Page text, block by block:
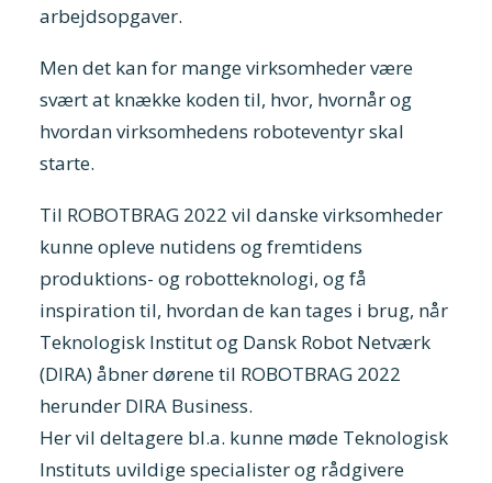
arbejdsopgaver.
Men det kan for mange virksomheder være
svært at knække koden til, hvor, hvornår og
hvordan virksomhedens roboteventyr skal
starte.
Til ROBOTBRAG 2022 vil danske virksomheder
kunne opleve nutidens og fremtidens
produktions- og robotteknologi, og få
inspiration til, hvordan de kan tages i brug, når
Teknologisk Institut og Dansk Robot Netværk
(DIRA) åbner dørene til ROBOTBRAG 2022
herunder DIRA Business.
Her vil deltagere bl.a. kunne møde Teknologisk
Instituts uvildige specialister og rådgivere